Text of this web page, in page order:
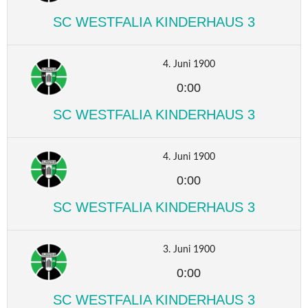
SC WESTFALIA KINDERHAUS 3
4. Juni 1900
0:00
SC WESTFALIA KINDERHAUS 3
4. Juni 1900
0:00
SC WESTFALIA KINDERHAUS 3
3. Juni 1900
0:00
SC WESTFALIA KINDERHAUS 3